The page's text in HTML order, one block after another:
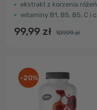
ekstrakt z korzenia różeńca górskiego, ashwagandha
witaminy B1, B5, B5, C i cynk
99,99 zł 109,99 zł
-20%